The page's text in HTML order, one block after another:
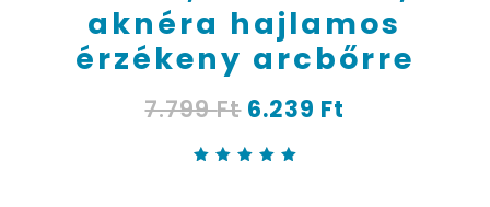
aknéra hajlamos
érzékeny arcbőrre
7.799Ft Original
was:
6.239 Ft